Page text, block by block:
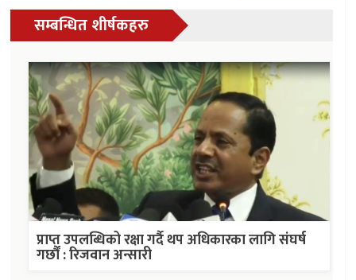
सम्बन्धित शीर्षकहरु
प्राप्त उपलब्धिको रक्षा गर्दै थप अधिकारका लागि संघर्ष
गर्छौं : रिजवान अन्सारी